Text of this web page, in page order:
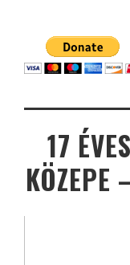
17
KÖZEPE